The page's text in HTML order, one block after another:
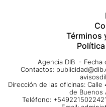
Términos
Agencia DIB - Fecha
Contactos:
Dirección de las oficinas: Calle
de Buenos
Teléfono: